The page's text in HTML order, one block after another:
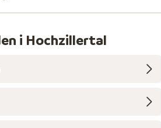
i Hochzillertal